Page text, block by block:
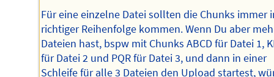
Für eine einzelne Datei sollten die Chunks immer
richtiger Reihenfolge kommen. Wenn Du aber
Dateien hast, bspw mit Chunks ABCD für Datei 1,
für Datei 2 und PQR für Datei 3, und dann in einer
Schleife für alle 3 Dateien den Upload startest,